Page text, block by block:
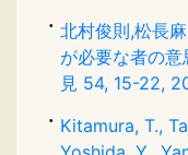
北村俊則,松長
が必要な者の
見 54, 15-22,
Kitamura, T.,